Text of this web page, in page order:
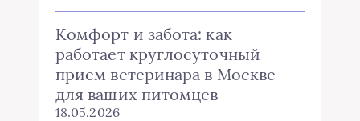
Комфорт и забота: как
работает круглосуточный
прием ветеринара в Москве
для ваших питомцев
18.05.2026